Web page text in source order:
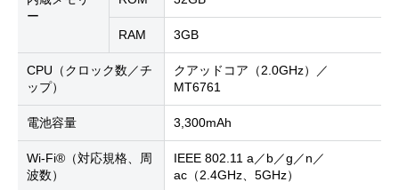
ー
RAM 3GB
CPU（クロック数／チ
ップ）
クアッドコア（2.0GHz）／
MT6761
電池容量 3,300mAh
Wi-Fi®（対応規格、周
波数）
IEEE 802.11 a／b／g／n／
ac（2.4GHz、5GHz）